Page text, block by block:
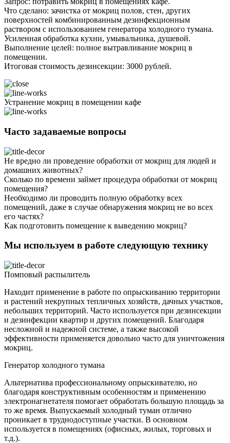
Что сделано: зачистка от мокриц полов, стен, других
поверхностей комбинированным дезинфекционным
раствором с использованием генератора холодного тумана.
Усиленная обработка кухни, умывальника, душевой.
Выполнение целей: полное вытравливание мокриц в
помещении.
Итоговая стоимость дезинсекции: 3000 рублей.
Устранение мокриц в помещении кафе
Часто задаваемые вопросы
Не вредно ли проведение обработки от мокриц для людей и
домашних животных?
Сколько по времени займет процедура обработки от мокриц
помещения?
Необходимо ли проводить полную обработку всех
помещений, даже в случае обнаружения мокриц не во всех
его частях?
Как подготовить помещение к выведению мокриц?
Мы используем в работе следующую технику
Помповый распылитель
Находит применение в работе по опрыскиванию территории
и растений некрупных тепличных хозяйств, дачных участков,
небольших территорий. Часто используется при дезинсекции
и дезинфекции квартир и других помещений. Благодаря
несложной и надежной системе, а также высокой
эффективности применяется довольно часто для уничтожения
мокриц.
Генератор холодного тумана
Альтернатива профессиональному опрыскивателю, но
благодаря конструктивным особенностям и применению
электронагнетателя помогает обработать большую площадь за
то же время. Выпускаемый холодный туман отлично
проникает в труднодоступные участки. В основном
используется в помещениях (офисных, жилых, торговых и
т.д.).